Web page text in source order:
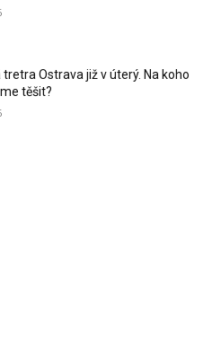
tretra Ostrava již v úterý. Na koho
těšit?